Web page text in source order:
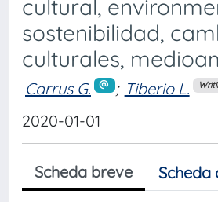
cultural,
sostenibilidad,
culturales,
Carrus G. ; Tiberio L.
2020-01-01
Scheda breve Scheda